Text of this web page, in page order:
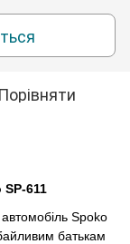
Порівняти
611
Spoko
батькам